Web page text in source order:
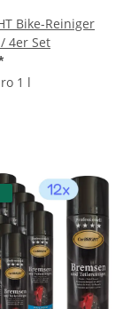
Bike-Reiniger
4er Set
1 l